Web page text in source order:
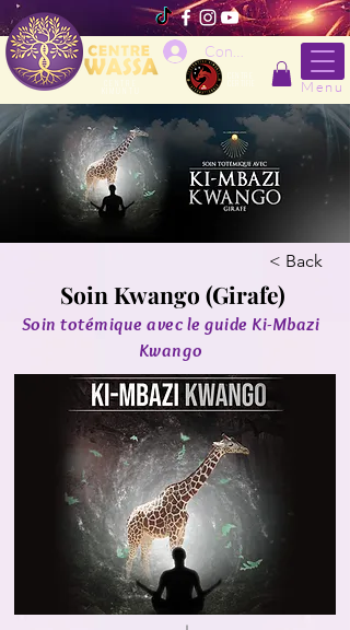
Menu
Connexion
Soin Kwango (Girafe)
< Back
Soin totémique avec le guide Ki-Mbazi
Kwango